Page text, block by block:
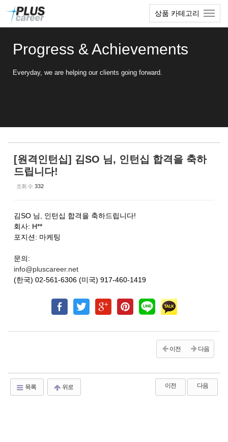
상품 카테고리
Progress & Achievements
Everyday, we are helping our clients going forward.
[원격인턴십] 김SO 님, 인턴십 합격을 축하
드립니다!
조회 수 332
김SO 님, 인턴십 합격을 축하드립니다!
회사: H**
포지션: 마케팅
문의:
info@pluscareer.net
(한국) 02-561-6306 (미국) 917-460-1419
이전 다음
목록 위로 이전 다음